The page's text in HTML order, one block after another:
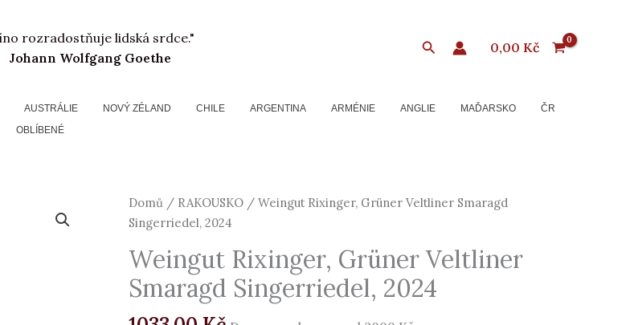
rozradostňuje lidská srdce."
Johann Wolfgang Goethe
Hledat 0,00 Kč
AUSTRÁLIE NOVÝ ZÉLAND CHILE ARGENTINA ARMÉNIE ANGLIE MAĎARSKO
ČR
OBLÍBENÉ
Domů / RAKOUSKO / Weingut Rixinger, Grüner Veltliner Smaragd
Singerriedel, 2024
Weingut Rixinger, Grüner Veltliner
Smaragd Singerriedel, 2024
Weingut
Rixinger,
Veltliner
Smaragd
Singerriedel,
2024